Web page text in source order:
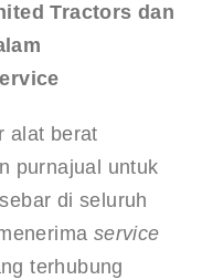
Tractors dan
alat berat
purnajual untuk
di seluruh
service
terhubung